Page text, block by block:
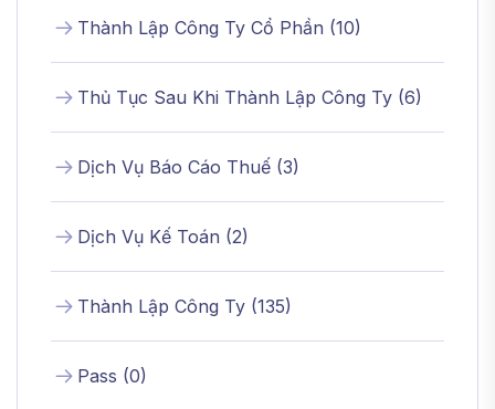
Thành Lập Công Ty Cổ Phần (10)
Thủ Tục Sau Khi Thành Lập Công Ty (6)
Dịch Vụ Báo Cáo Thuế (3)
Dịch Vụ Kế Toán (2)
Thành Lập Công Ty (135)
Pass (0)